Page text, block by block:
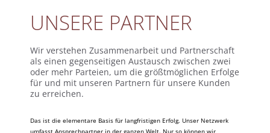
UNSERE PARTNER
Wir verstehen Zusammenarbeit und Partnerschaft
als einen gegenseitigen Austausch zwischen zwei
oder mehr Parteien, um die größtmöglichen Erfolge
für und mit unseren Partnern für unsere Kunden
zu erreichen.
Das ist die elementare Basis für langfristigen Erfolg. Unser Netzwerk
umfasst Ansprechpartner in der ganzen Welt. Nur so können wir